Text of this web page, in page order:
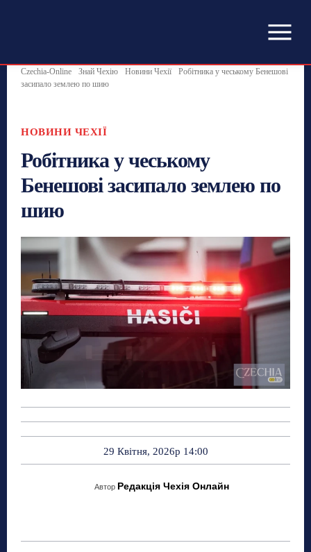
Czechia-Online Знай Чехію Новини Чехії
Робітника у чеському Бенешові
засипало землею по шию
НОВИНИ ЧЕХІЇ
Робітника у чеському
Бенешові засипало землею по
шию
29 Квітня, 2026р 14:00
Автор Редакція Чехія Онлайн